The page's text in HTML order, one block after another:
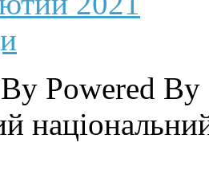
Powered By